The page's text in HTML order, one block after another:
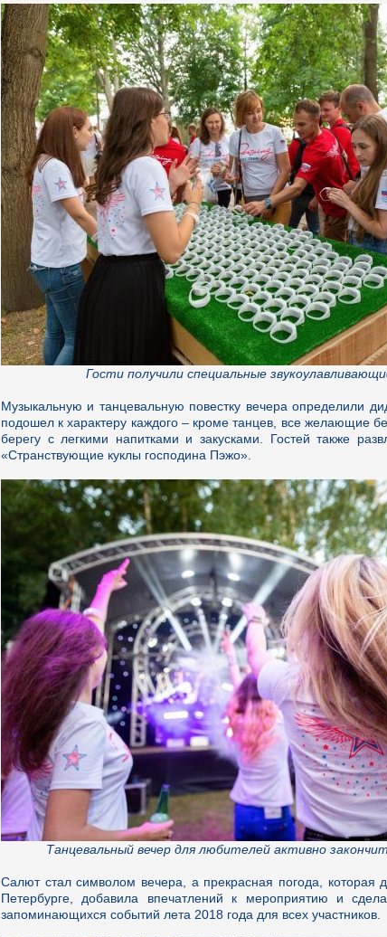
Гости получили специальные
Музыкальную и танцевальную повестку вечера определили
подошел к характеру каждого – кроме танцев, все желающие
берегу с легкими напитками и закусками. Гостей также
«Странствующие куклы господина Пэжо».
Танцевальный вечер для любителей активно
Салют стал символом вечера, а прекрасная погода, которая
Петербурге, добавила впечатлений к мероприятию и
запоминающихся событий лета 2018 года для всех участников.